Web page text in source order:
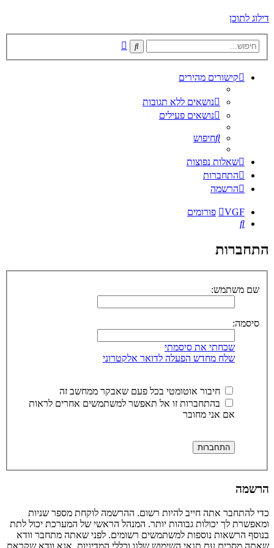
דילוג לתוכן
חיפוש
קישורים מהירים
נושאים ללא תגובות
נושאים פעילים
חיפוש
שאלות נפוצות
התחברות
הרשמה
VGF
פורומים
חיפוש
התחברות
שם משתמש:
סיסמה:
שכחתי את סיסמתי
שלח מחדש הפעלה לדואר אלקטרוני
חיבור אוטומטי בכל פעם שאבקר ממחשב זה
בהתחברות זו אל תאפשר למשתמשים אחרים לראות
אם אני מחובר
הרשמה
כדי להתחבר אתה חייב להיות רשום. ההרשמה לוקחת מספר שניות
ומאפשרת לך יכולות גבוהות יותר. המנהל הראשי של המערכת יכול לתת
בנוסף הרשאות נוספות למשתמשים רשומים. לפני שאתה מתחבר וודא
שאתה מסכים עם תנאי השימוש שלנו וכללי המדיניות. אנא וודא שקראת